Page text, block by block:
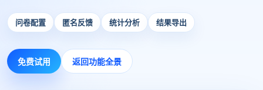
问卷配置 匿名反馈 统计分析 结果导出
免费试用 返回功能全景